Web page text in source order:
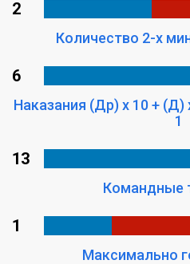
2
Количество 2-х
6
Наказания (Др) x 10 + (Д)
1
13
Командные
1
Максимально